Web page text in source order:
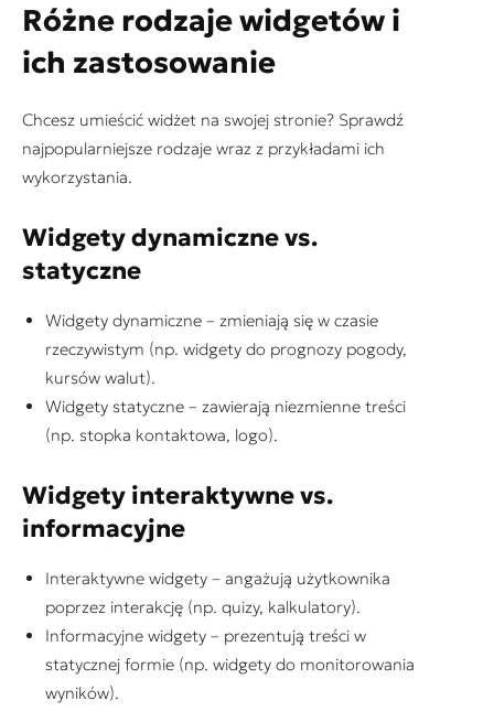
Różne rodzaje widgetów i
ich zastosowanie
Chcesz umieścić widżet na swojej stronie? Sprawdź
najpopularniejsze rodzaje wraz z przykładami ich
wykorzystania.
Widgety dynamiczne vs.
statyczne
Widgety dynamiczne – zmieniają się w czasie
rzeczywistym (np. widgety do prognozy pogody,
kursów walut).
Widgety statyczne – zawierają niezmienne treści
(np. stopka kontaktowa, logo).
Widgety interaktywne vs.
informacyjne
Interaktywne widgety – angażują użytkownika
poprzez interakcję (np. quizy, kalkulatory).
Informacyjne widgety – prezentują treści w
statycznej formie (np. widgety do monitorowania
wyników).